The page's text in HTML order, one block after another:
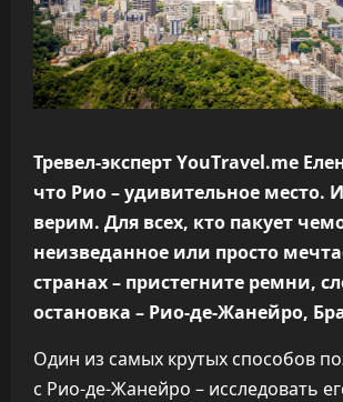
Тревел-эксперт YouTravel.me
что Рио – удивительное место.
верим. Для всех, кто пакует
неизведанное или просто
странах – пристегните ремни,
остановка – Рио-де-Жанейро,
Один из самых крутых способов
с Рио-де-Жанейро – исследовать